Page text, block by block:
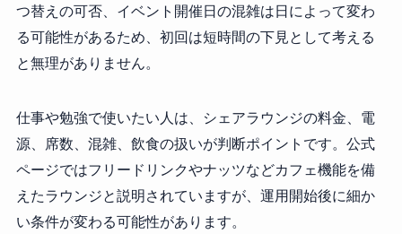
つ替えの可否、イベント開催日の混雑は日によって変わ
る可能性があるため、初回は短時間の下見として考える
と無理がありません。
仕事や勉強で使いたい人は、シェアラウンジの料金、電
源、席数、混雑、飲食の扱いが判断ポイントです。公式
ページではフリードリンクやナッツなどカフェ機能を備
えたラウンジと説明されていますが、運用開始後に細か
い条件が変わる可能性があります。